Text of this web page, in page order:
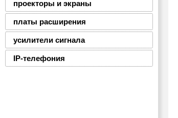
проекторы и экраны
платы расширения
усилители сигнала
IP-телефония